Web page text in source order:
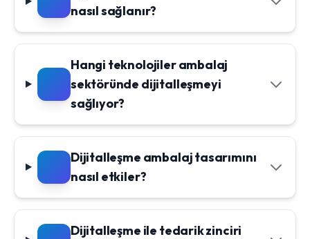
nasıl sağlanır?
Hangi teknolojiler ambalaj
sektöründe dijitalleşmeyi
sağlıyor?
Dijitalleşme ambalaj tasarımını
nasıl etkiler?
Dijitalleşme ile tedarik zinciri